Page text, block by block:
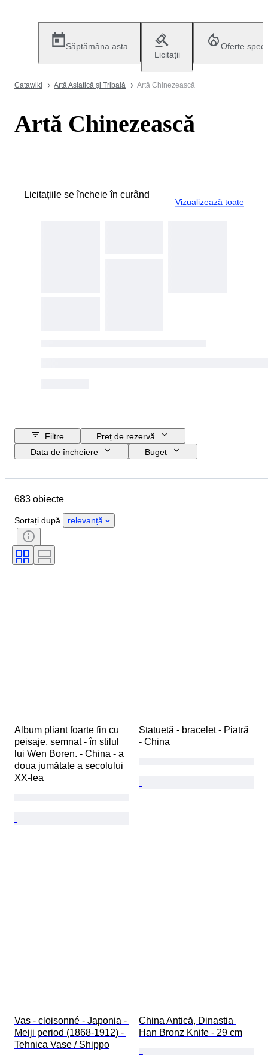
Săptămâna asta
Licitații
Oferte
Catawiki Artă Asiatică și Tribală Artă Chinezească
Artă Chinezească
Licitațiile se încheie în curând
Vizualizează toate
Filtre
Preț de rezervă
Data de încheiere
Buget
Material
Stil
Semnătură
Culoare
Decor
683 obiecte
Sortați după relevanță
Album pliant foarte fin cu
peisaje, semnat - în stilul
lui Wen Boren. - China - a
doua jumătate a secolului
XX-lea
Statuetă - bracelet - Piatră
- China
Vas - cloisonné - Japonia -
Meiji period (1868-1912) -
Tehnica Vase / Shippo
China Antică, Dinastia
Han Bronz Knife - 29 cm